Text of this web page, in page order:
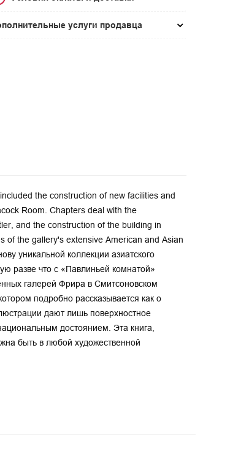
услуги продавца
the construction of new facilities and
Room. Chapters deal with the
and the construction of the building in
of the gallery's extensive American and Asian
уникальной коллекции азиатского
разве что с «Павлиньей комнатой»
галерей Фрира в Смитсоновском
подробно рассказывается как о
дают лишь поверхностное
достоянием. Эта книга,
быть в любой художественной